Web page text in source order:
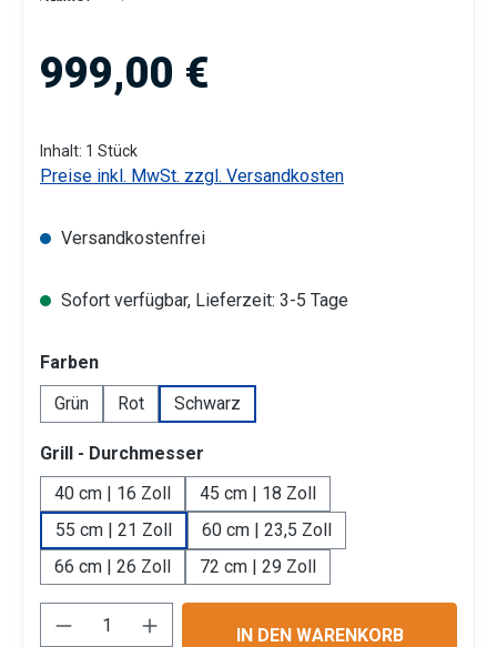
Regulärer Preis:
999,00 €
Inhalt: 1 Stück
Preise inkl. MwSt. zzgl. Versandkosten
Versandkostenfrei
Sofort verfügbar, Lieferzeit: 3-5 Tage
Farbenauswählen
Grün
Rot Schwarz
Grill - Durchmesser
40 cm | 16 Zoll
45 cm | 18 Zoll
55 cm | 21 Zoll
60 cm | 23,5 Zoll
66 cm | 26 Zoll
72 cm | 29 Zoll
Produkt Anzahl: Gib den gewünschten
IN DEN WARENKORB